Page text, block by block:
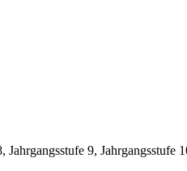
9, Jahrgangsstufe